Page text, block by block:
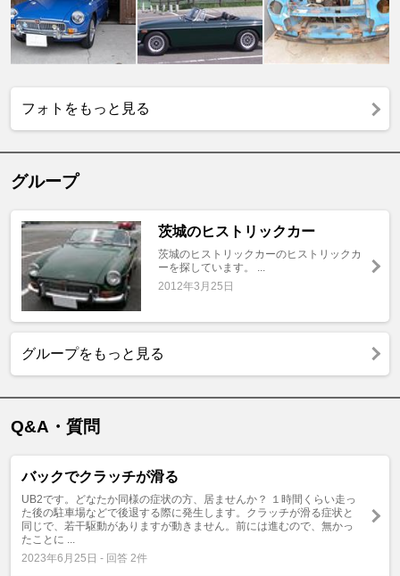
フォトをもっと見る
グループ
茨城のヒストリックカー
茨城のヒストリックカーのヒストリックカ
ーを探しています。 ...
2012年3月25日
グループをもっと見る
Q&A・質問
バックでクラッチが滑る
UB2です。どなたか同様の症状の方、居ませんか？ １時間くらい走っ
た後の駐車場などで後退する際に発生します。クラッチが滑る症状と
同じで、若干駆動がありますが動きません。前には進むので、無かっ
たことに ...
2023年6月25日 - 回答 2件